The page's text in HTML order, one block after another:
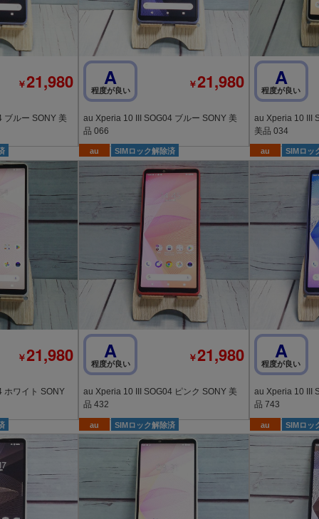
￥21,980 A
程度が良い ￥21,980
au Xperia 10 III SOG04 ブルー SONY 美
品 066
A
程度が良い
au Xperia 10 III SOG04 ホワイト SONY
美品 034
￥21,980
au SIMロック解除済
A
程度が良い ￥21,980
au Xperia 10 III SOG04 ピンク SONY 美
品 432
au SIMロッ
A
程度が良い
au Xperia 10 III SOG04 ブルー SONY 美
品 743
au SIMロック解除済 au SIMロッ